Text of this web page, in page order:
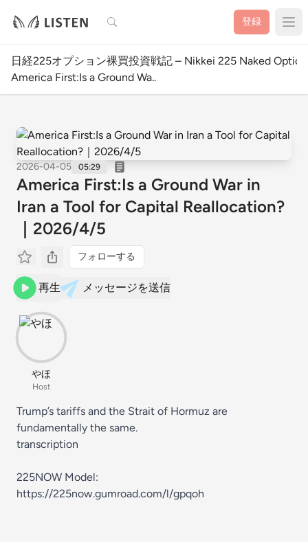
検索 登録
日経225オプション裸買投資戦記 – Nikkei 225 Naked
America First:Is a Ground Wa..
2026-04-05 05:29
America First:Is a Ground War in
Iran a Tool for Capital Reallocation?
｜2026/4/5
フォローする
再生 メッセージを送信
やほ
Host
Trump’s tariffs and the Strait of Hormuz are
fundamentally the same.
⁠transcription
225NOW Model:
https://225now.gumroad.com/l/gpqoh